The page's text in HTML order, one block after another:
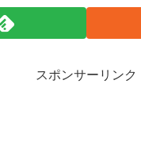
スポンサーリンク